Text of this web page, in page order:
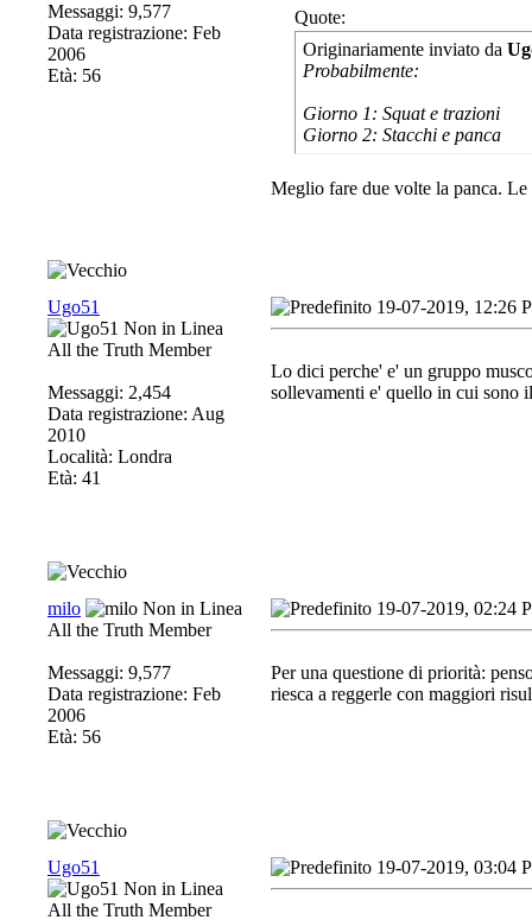
Messaggi: 9,577
Data registrazione: Feb
2006
Età: 56
Quote:
Originariamente inviato da
Probabilmente:
Giorno 1: Squat e trazioni
Giorno 2: Stacchi e panca
Meglio fare due volte la panca.
Ugo51
All the Truth Member
Messaggi: 2,454
Data registrazione: Aug
2010
Località: Londra
Età: 41
19-07-2019, 12:26
Lo dici perche' e' un gruppo
sollevamenti e' quello in cui sono
milo
All the Truth Member
Messaggi: 9,577
Data registrazione: Feb
2006
Età: 56
19-07-2019, 02:24
Per una questione di priorità:
riesca a reggerle con maggiori
Ugo51
All the Truth Member
19-07-2019, 03:04